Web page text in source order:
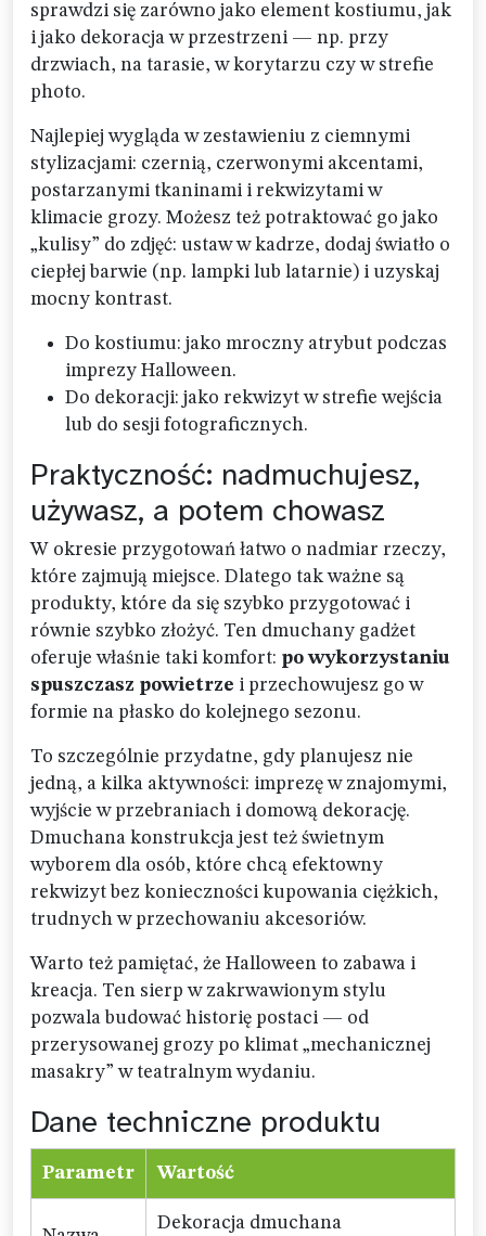
sprawdzi się zarówno jako element kostiumu, jak
i jako dekoracja w przestrzeni — np. przy
drzwiach, na tarasie, w korytarzu czy w strefie
photo.
Najlepiej wygląda w zestawieniu z ciemnymi
stylizacjami: czernią, czerwonymi akcentami,
postarzanymi tkaninami i rekwizytami w
klimacie grozy. Możesz też potraktować go jako
„kulisy” do zdjęć: ustaw w kadrze, dodaj światło o
ciepłej barwie (np. lampki lub latarnie) i uzyskaj
mocny kontrast.
Do kostiumu: jako mroczny atrybut podczas
imprezy Halloween.
Do dekoracji: jako rekwizyt w strefie wejścia
lub do sesji fotograficznych.
Praktyczność: nadmuchujesz,
używasz, a potem chowasz
W okresie przygotowań łatwo o nadmiar rzeczy,
które zajmują miejsce. Dlatego tak ważne są
produkty, które da się szybko przygotować i
równie szybko złożyć. Ten dmuchany gadżet
oferuje właśnie taki komfort: po wykorzystaniu
spuszczasz powietrze i przechowujesz go w
formie na płasko do kolejnego sezonu.
To szczególnie przydatne, gdy planujesz nie
jedną, a kilka aktywności: imprezę w znajomymi,
wyjście w przebraniach i domową dekorację.
Dmuchana konstrukcja jest też świetnym
wyborem dla osób, które chcą efektowny
rekwizyt bez konieczności kupowania ciężkich,
trudnych w przechowaniu akcesoriów.
Warto też pamiętać, że Halloween to zabawa i
kreacja. Ten sierp w zakrwawionym stylu
pozwala budować historię postaci — od
przerysowanej grozy po klimat „mechanicznej
masakry” w teatralnym wydaniu.
Dane techniczne produktu
Parametr Wartość
Dekoracja dmuchana